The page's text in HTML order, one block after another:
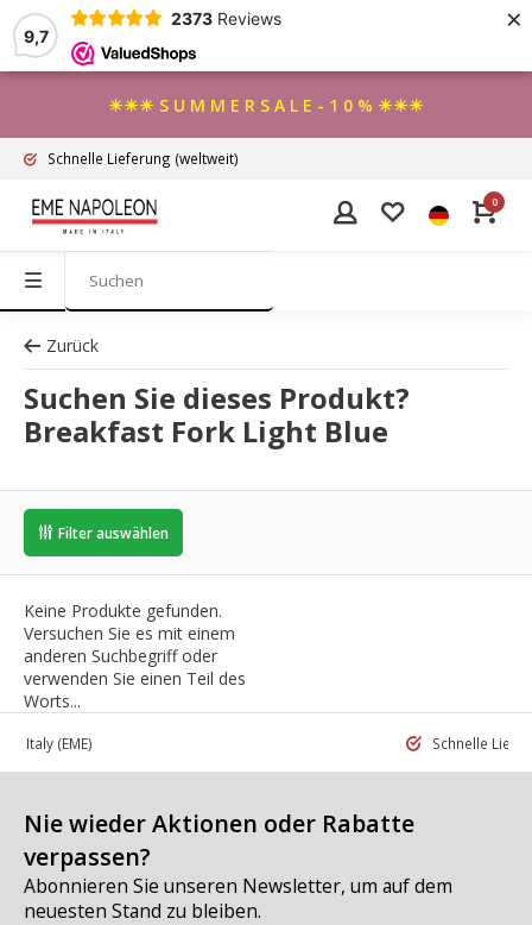
9,7
2373 Reviews ×
☀☀☀ S U M M E R S A L E - 1 0 % ☀☀☀
Schnelle Lieferung (weltweit)
0
Zurück
Suchen Sie dieses Produkt?
Breakfast Fork Light Blue
Filter auswählen
Keine Produkte gefunden.
Versuchen Sie es mit einem
anderen Suchbegriff oder
verwenden Sie einen Teil des
Worts...
in Italy (EME) Schnelle
Nie wieder Aktionen oder Rabatte
verpassen?
Abonnieren Sie unseren Newsletter, um auf dem
neuesten Stand zu bleiben.